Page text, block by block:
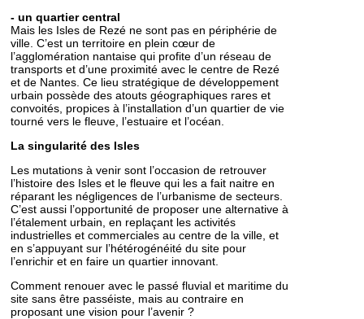
- un quartier central
Mais les Isles de Rezé ne sont pas en périphérie de
ville. C’est un territoire en plein cœur de
l’agglomération nantaise qui profite d’un réseau de
transports et d’une proximité avec le centre de Rezé
et de Nantes. Ce lieu stratégique de développement
urbain possède des atouts géographiques rares et
convoités, propices à l’installation d’un quartier de vie
tourné vers le fleuve, l’estuaire et l’océan.
La singularité des Isles
Les mutations à venir sont l’occasion de retrouver
l’histoire des Isles et le fleuve qui les a fait naitre en
réparant les négligences de l’urbanisme de secteurs.
C’est aussi l’opportunité de proposer une alternative à
l’étalement urbain, en replaçant les activités
industrielles et commerciales au centre de la ville, et
en s’appuyant sur l’hétérogénéité du site pour
l’enrichir et en faire un quartier innovant.
Comment renouer avec le passé fluvial et maritime du
site sans être passéiste, mais au contraire en
proposant une vision pour l’avenir ?